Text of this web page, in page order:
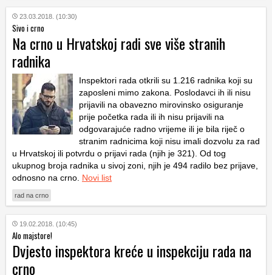
23.03.2018. (10:30)
Sivo i crno
Na crno u Hrvatskoj radi sve više stranih
radnika
Inspektori rada otkrili su 1.216 radnika koji su
zaposleni mimo zakona. Poslodavci ih ili nisu
prijavili na obavezno mirovinsko osiguranje
prije početka rada ili ih nisu prijavili na
odgovarajuće radno vrijeme ili je bila riječ o
stranim radnicima koji nisu imali dozvolu za rad
u Hrvatskoj ili potvrdu o prijavi rada (njih je 321). Od tog
ukupnog broja radnika u sivoj zoni, njih je 494 radilo bez prijave,
odnosno na crno. Novi list
rad na crno
19.02.2018. (10:45)
Alo majstore!
Dvjesto inspektora kreće u inspekciju rada na
crno